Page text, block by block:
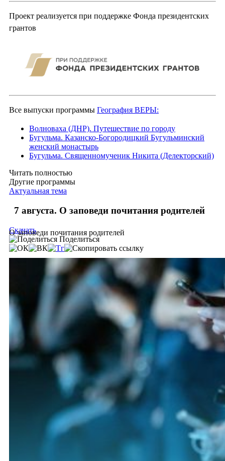
Проект реализуется при поддержке Фонда президентских
грантов
Все выпуски программы География ВЕРЫ:
Волноваха (ДНР). Путешествие по городу
Бугульма. Казанско-Богородицкий Бугульминский
женский монастырь
Бугульма. Священномученик Никита (Делекторский)
Читать полностью
Другие программы
Актуальная тема
7 августа. О заповеди почитания родителей
О заповеди почитания родителей
Скачать
Поделиться